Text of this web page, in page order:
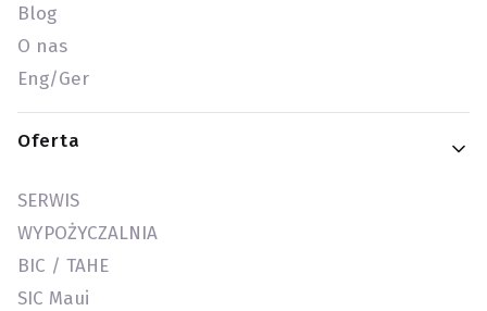
Blog
O nas
Eng/Ger
Oferta
SERWIS
WYPOŻYCZALNIA
BIC / TAHE
SIC Maui